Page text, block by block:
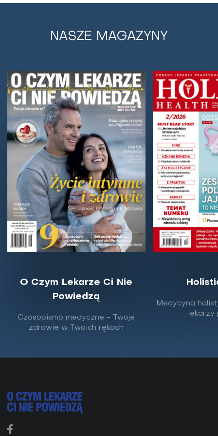
Budrowski mówi, jak dzięki postom
pokonał raka
O powracaniu do zdrowia, diecie dr Dąbrowskiej oraz
autofagii z Mariuszem Budrowskim, który od lat
regularnie praktykuje zarówno surowy weganizm,...
Jak wzmocnić odporność - wywiad z
Mają Koprowską
NASZE MAGAZYNY
O Czym Lekarze Ci Nie
Powiedzą
Czasopismo medyczne - Twoje
zdrowie w Twoich rękach
Medycyna
lekarzy